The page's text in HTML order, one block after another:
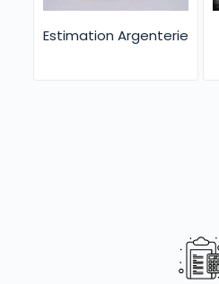
Estimation Argenterie